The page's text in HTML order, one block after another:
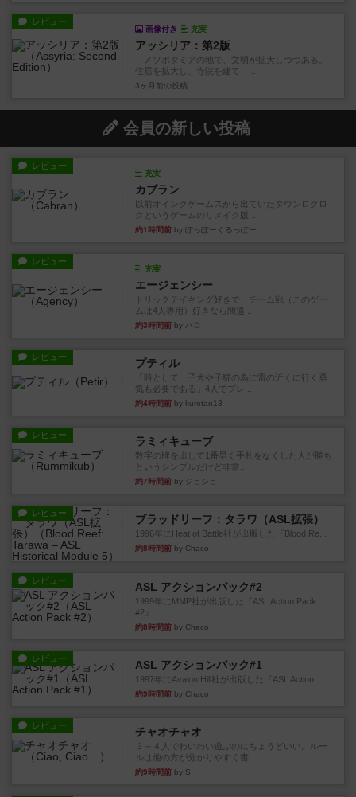
レビュー
画像付き 充実
アッシリア：第2版
メソポタミアの地で、文明が拡大しつつある。
住居を拡大し、寺院を建て、...
3ヶ月前 の投稿
会員の新しい投稿
レビュー
充実
カブラン
以前オインクゲームスから出ていたタウンロクロ
クというゲームのリメイク版...
約1時間前 by ぽっぽーくるっぽー
レビュー
充実
エージェンシー
トリックテイキング好きで、チーム戦（このゲー
ムは4人専用）好きなら間違...
約3時間前 by ハロ
レビュー プティル
「時として、子犬や子猫の為に雷の近くに行く勇
気も必要である」4人でプレ...
約4時間前 by kurotan13
レビュー ラミィキューブ
数字の牌を出して1番早く手札をなくした人が勝ち
というシンプルだけど非常...
約7時間前 by ジョジョ
レビュー
ブラッドリーフ：タラワ（ASL拡張）
1996年にHeat of Battle社が出版した『Blood Re...
約8時間前 by Chaco
レビュー ASL アクションパック#2
1999年にMMP社が出版した『ASL Action Pack
#2』...
約8時間前 by Chaco
レビュー ASL アクションパック#1
1997年にAvalon Hill社が出版した『ASL Action ...
約9時間前 by Chaco
レビュー チャオチャオ
３～４人でわいわい遊ぶのにちょうどいい。ルー
ルは他の方が分かりやすく書...
約9時間前 by S